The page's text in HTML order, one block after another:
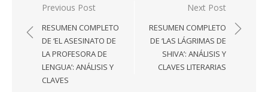
Navegación
de
entradas
Previous Post
RESUMEN COMPLETO
DE ‘EL ASESINATO DE
LA PROFESORA DE
LENGUA’: ANÁLISIS Y
CLAVES
Next Post
RESUMEN COMPLETO
DE ‘LAS LÁGRIMAS DE
SHIVA’: ANÁLISIS Y
CLAVES LITERARIAS